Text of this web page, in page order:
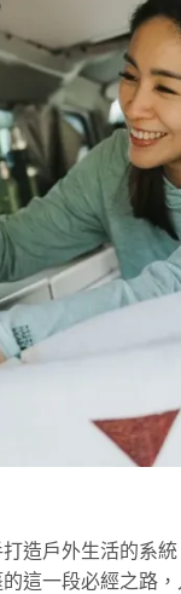
造戶外生活的系
這一段必經之路